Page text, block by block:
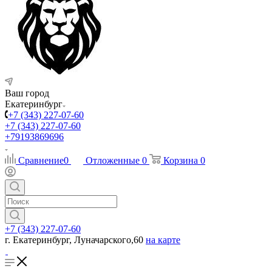
Ваш город
Екатеринбург
+7 (343) 227-07-60
+7 (343) 227-07-60
+79193869696
Сравнение0 Отложенные 0 Корзина 0
+7 (343) 227-07-60
г. Екатеринбург, Луначарского,60 на карте